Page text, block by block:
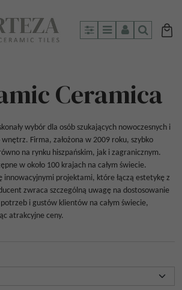
PanelMenuPanelSzukaj
Ceramica
wybór dla osób szukających nowoczesnych i
Firma, założona w 2009 roku, szybko
na rynku hiszpańskim, jak i zagranicznym.
w około 100 krajach na całym świecie.
innowacyjnymi projektami, które łączą estetykę z
zwraca szczególną uwagę na dostosowanie
i gustów klientów na całym świecie,
atrakcyjne ceny.